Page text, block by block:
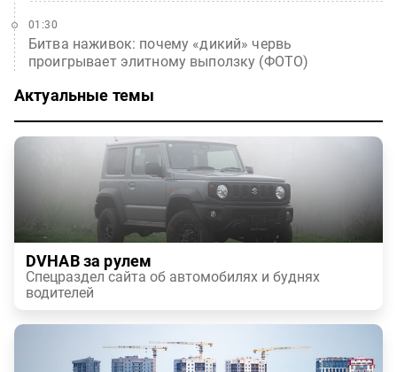
Битва наживок: почему «дикий» червь
проигрывает элитному выползку (ФОТО)
01:30
Актуальные темы
DVHAB за рулем
Спецраздел сайта об автомобилях и буднях
водителей